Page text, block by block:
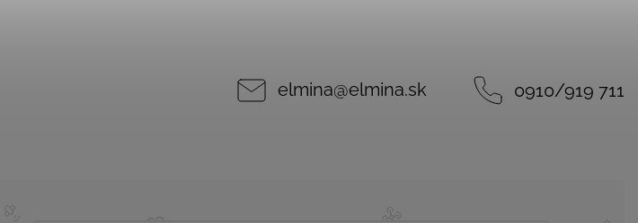
elmina@elmina.sk 0910/919 711